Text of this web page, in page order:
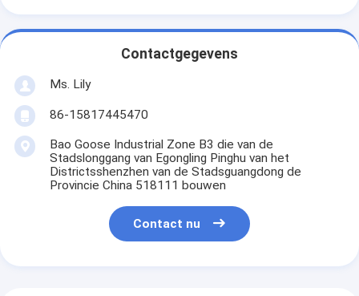
Contactgegevens
Ms. Lily
86-15817445470
Bao Goose Industrial Zone B3 die van de
Stadslonggang van Egongling Pinghu van het
Districtsshenzhen van de Stadsguangdong de
Provincie China 518111 bouwen
Contact nu